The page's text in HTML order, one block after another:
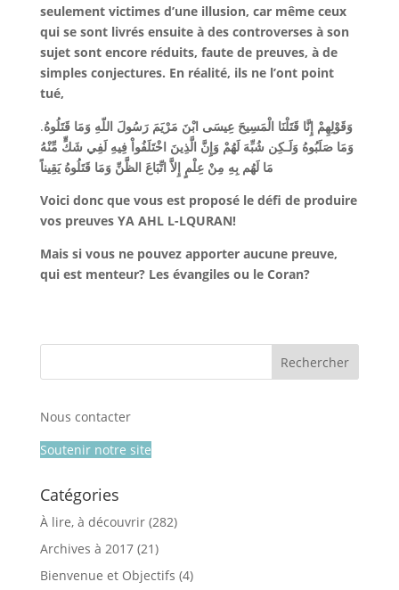
seulement victimes d’une illusion, car même ceux
qui se sont livrés ensuite à des controverses à son
sujet sont encore réduits, faute de preuves, à de
simples conjectures. En réalité, ils ne l’ont point
tué,
.وَقَوْلِهِمْ إِنَّا قَتَلْنَا الْمَسِيحَ عِيسَى ابْنَ مَرْيَمَ رَسُولَ اللّهِ وَمَا قَتَلُوهُ
وَمَا صَلَبُوهُ وَلَـكِن شُبِّهَ لَهُمْ وَإِنَّ الَّذِينَ اخْتَلَفُواْ فِيهِ لَفِي شَكٍّ مِّنْهُ
مَا لَهُم بِهِ مِنْ عِلْمٍ إِلاَّ اتِّبَاعَ الظَّنِّ وَمَا قَتَلُوهُ يَقِيناً
Voici donc que vous est proposé le défi de produire
vos preuves YA AHL L-LQURAN!
Mais si vous ne pouvez apporter aucune preuve,
qui est menteur? Les évangiles ou le Coran?
Nous contacter
Soutenir notre site
Catégories
À lire, à découvrir(282)
Archives à 2017(21)
Bienvenue et Objectifs (4)